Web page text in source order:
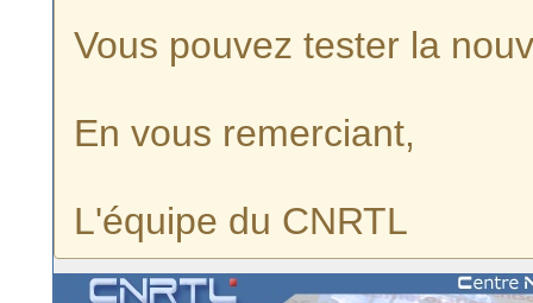
Vous pouvez tester la
En vous remerciant,
L'équipe du CNRTL